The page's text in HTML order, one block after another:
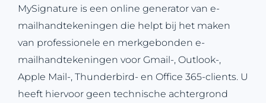
MySignature is een online generator van e-
mailhandtekeningen die helpt bij het maken
van professionele en merkgebonden e-
mailhandtekeningen voor Gmail-, Outlook-,
Apple Mail-, Thunderbird- en Office 365-clients. U
heeft hiervoor geen technische achtergrond